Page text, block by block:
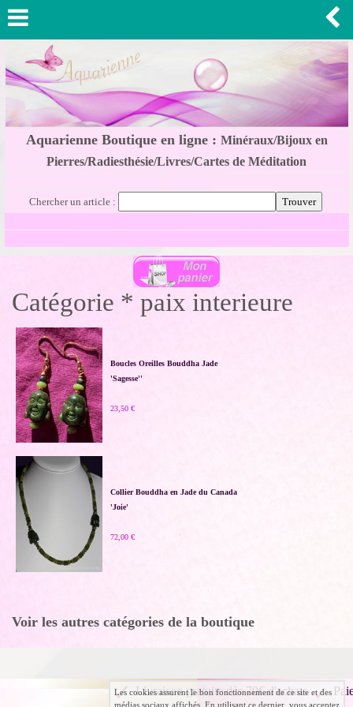
Aquarienne Boutique en ligne : Minéraux/Bijoux en
Pierres/Radiesthésie/Livres/Cartes de Méditation
Chercher un article :
Catégorie * paix interieure
Boucles Oreilles Bouddha Jade
'Sagesse''
23,50 €
Collier Bouddha en Jade du Canada
'Joie'
72,00 €
Voir les autres catégories de la boutique
Livraison gratuite dès 70€ d'achats
Les cookies assurent le bon fonctionnement de ce site et des
médias sociaux affichés. En utilisant ce dernier, vous acceptez